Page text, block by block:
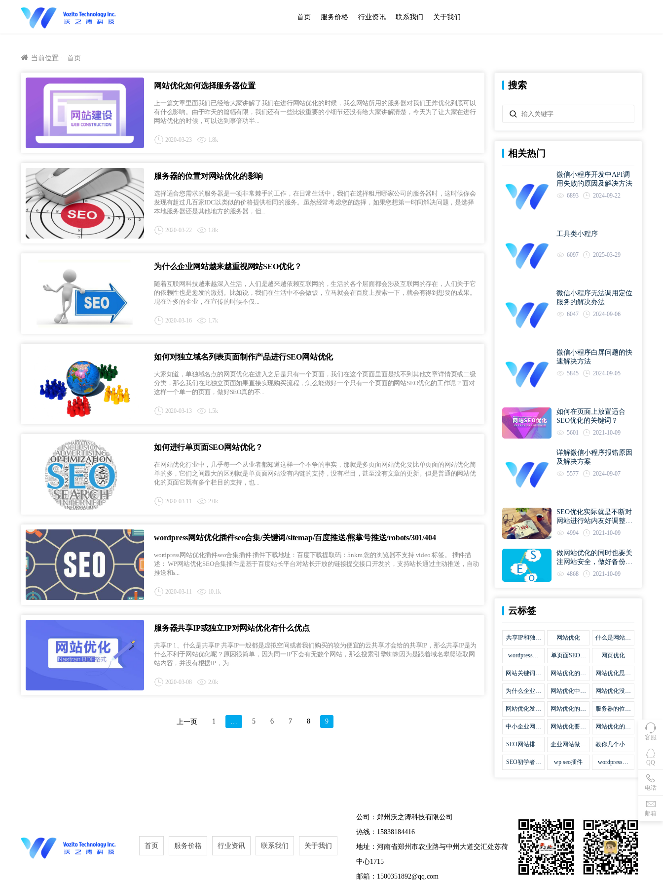
首页 服务价格 行业资讯 联系我们 关于我们
当前位置 : 首页
搜索
相关热门
微信小程序开发中API调
用失败的原因及解决方法
6893 2024-09-22
工具类小程序
6097 2025-03-29
微信小程序无法调用定位
服务的解决办法
6047 2024-09-06
微信小程序白屏问题的快
速解决方法
5845 2024-09-05
如何在页面上放置适合
SEO优化的关键词？
5601 2021-10-09
详解微信小程序报错原因
及解决方案
5577 2024-09-07
SEO优化实际就是不断对
网站进行站内友好调整直
到符合优化规则
4994 2021-10-09
做网站优化的同时也要关
注网站安全，做好备份工
作 4868 2021-10-09
云标签
共享IP和独立
网站优化
什么是网站优
wordpress网
集插件
单页面SEO网
网页优化
网站关键词优
么
网站优化的误
网站优化思路
要
为什么企业网
网站SEO优
网站优化中关
干问题
网站优化没有
味道
网站优化发挥
网站优化的费
服务器的位置
影响
中小企业网站
法
网站优化要不
网站优化的逆
SEO网站排名
法宝
企业网站做好
势
教你几个小技
页优化
SEO初学者，
wp seo插件
wordpress插
网站优化如何选择服务器位置
上一篇文章里面我们已经给大家讲解了我们在进行网站优化的时候，我么网站所用的服务器对我们王炸优化到底可以
有什么影响。由于昨天的篇幅有限，我们还有一些比较重要的小细节还没有给大家讲解清楚，今天为了让大家在进行
网站优化的时候，可以达到事倍功半...
2020-03-23 1.8k
服务器的位置对网站优化的影响
选择适合您需求的服务器是一项非常棘手的工作，在日常生活中，我们在选择租用哪家公司的服务器时，这时候你会
发现有超过几百家IDC以类似的价格提供相同的服务。虽然经常考虑您的选择，如果您想第一时间解决问题，是选择
本地服务器还是其他地方的服务器，但...
2020-03-22 1.8k
为什么企业网站越来越重视网站SEO优化？
随着互联网科技越来越深入生活，人们是越来越依赖互联网的，生活的各个层面都会涉及互联网的存在，人们关于它
的依赖性也是愈发的激烈。比如说，我们在生活中不会做饭，立马就会在百度上搜索一下，就会有得到想要的成果。
现在许多的企业，在宣传的时候不仅...
2020-03-16 1.7k
如何对独立域名列表页面制作产品进行SEO网站优化
大家知道，单独域名点的网页优化在进入之后是只有一个页面，我们在这个页面里面是找不到其他文章详情页或二级
分类，那么我们在此独立页面如果直接实现购买流程，怎么能做好一个只有一个页面的网站SEO优化的工作呢？面对
这样一个单一的页面，做好SEO真的不...
2020-03-13 1.5k
如何进行单页面SEO网站优化？
在网站优化行业中，几乎每一个从业者都知道这样一个不争的事实，那就是多页面网站优化要比单页面的网站优化简
单的多，它们之间最大的区别就是单页面网站没有内链的支持，没有栏目，甚至没有文章的更新。但是普通的网站优
化的页面它既有多个栏目的支持，也...
2020-03-11 2.0k
wordpress网站优化插件seo合集/关键词/sitemap/百度推送/熊掌号推送/robots/301/404
wordpress网站优化插件seo合集插件 插件下载地址：百度下载提取码：5nkm 您的浏览器不支持 video 标签。 插件描
述： WP网站优化SEO合集插件是基于百度站长平台对站长开放的链接提交接口开发的，支持站长通过主动推送，自动
推送和s...
2020-03-11 10.1k
服务器共享IP或独立IP对网站优化有什么优点
共享IP 1、什么是共享IP 共享IP一般都是虚拟空间或者我们购买的较为便宜的云共享才会给的共享IP，那么共享IP是为
什么不利于网站优化呢？原因很简单，因为同一IP下会有无数个网站，那么搜索引擎蜘蛛因为是跟着域名攀爬读取网
站内容，并没有根据IP，为...
2020-03-08 2.0k
上一页 1 … 5 6 7 8 9
客服
QQ
电话
邮箱
首页 服务价格 行业资讯 联系我们 关于我们
公司：郑州沃之涛科技有限公司
热线：15838184416
地址：河南省郑州市农业路与中州大道交汇处苏荷
中心1715
邮箱：1500351892@qq.com